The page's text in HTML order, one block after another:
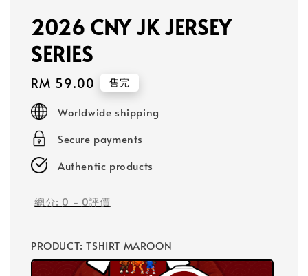
2026 CNY JK JERSEY
SERIES
Regular
price
RM 59.00 售完
Worldwide shipping
Secure payments
Authentic products
總分: 0 - 0評價
PRODUCT: TSHIRT MAROON